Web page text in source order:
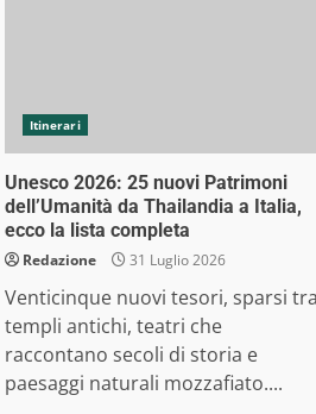
Itinerari
Unesco 2026: 25 nuovi Patrimoni
dell’Umanità da Thailandia a Italia,
ecco la lista completa
Redazione 31 Luglio 2026
Venticinque nuovi tesori, sparsi
templi antichi, teatri che
raccontano secoli di storia e
paesaggi naturali mozzafiato....